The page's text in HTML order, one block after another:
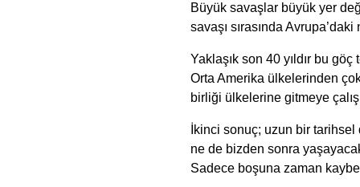
Büyük savaşlar büyük yer
savaşı sırasında
Yaklaşık son 40 yıldır bu
Orta Amerika ülkelerinden
birliği ülkelerine gitmeye
İkinci sonuç; uzun bir
ne de bizden sonra
Sadece boşuna zaman